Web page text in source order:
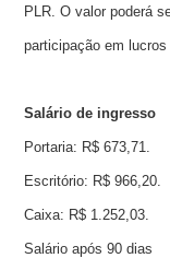
PLR. O valor poderá
participação em lucros
Salário de ingresso
Portaria: R$ 673,71.
Escritório: R$ 966,20.
Caixa: R$ 1.252,03.
Salário após 90 dias